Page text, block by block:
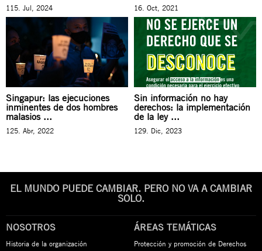
115. Jul, 2024 16. Oct, 2021
Singapur: las ejecuciones
inminentes de dos hombres
malasios ...
125. Abr, 2022
Sin información no hay
derechos: la implementación
de la ley ...
129. Dic, 2023
EL MUNDO PUEDE CAMBIAR. PERO NO VA A CAMBIAR
SOLO.
NOSOTROS
Historia de la organización
ÁREAS TEMÁTICAS
Protección y promoción de Derechos